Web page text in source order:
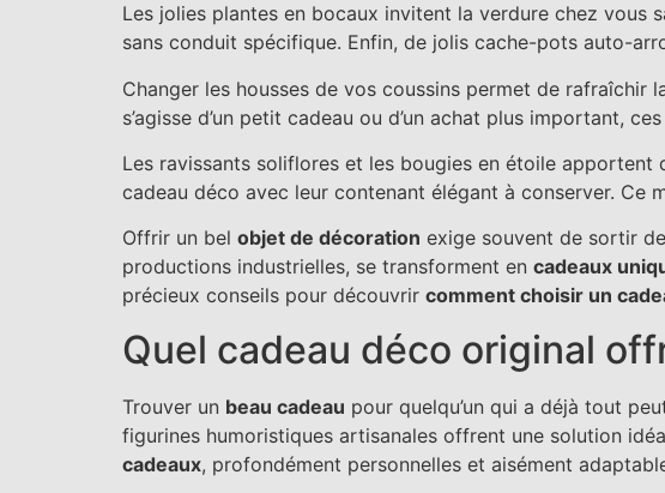
Les jolies plantes en bocaux invitent la verdure chez vous
sans conduit spécifique. Enfin, de jolis cache-pots auto-
Changer les housses de vos coussins permet de rafraîchir
s’agisse d’un petit cadeau ou d’un achat plus important,
Les ravissants soliflores et les bougies en étoile apportent
cadeau déco avec leur contenant élégant à conserver. Ce
Offrir un bel objet de décoration exige souvent de sortir
productions industrielles, se transforment en cadeaux
précieux conseils pour découvrir comment choisir un
Quel cadeau déco original
Trouver un beau cadeau pour quelqu’un qui a déjà tout
figurines humoristiques artisanales offrent une solution
cadeaux, profondément personnelles et aisément